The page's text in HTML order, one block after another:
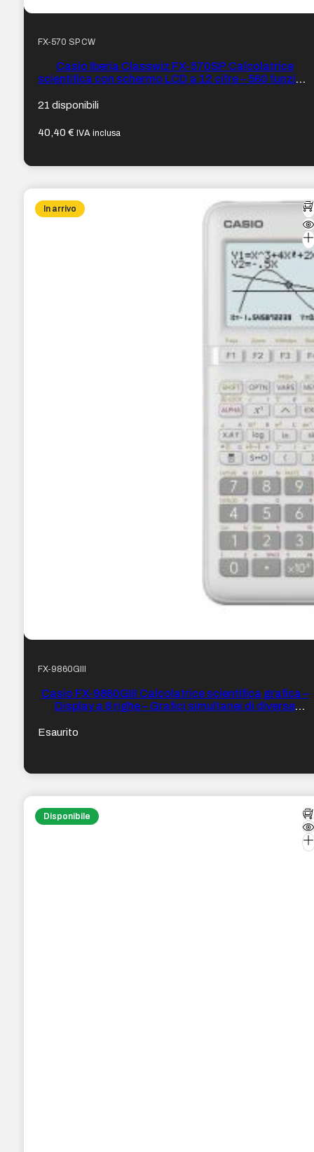
FX-570 SP CW
Casio Iberia Classwiz FX-570SP Calcolatrice
scientifica con schermo LCD a 12 cifre – 560 funzioni
21 disponibili
40,40€ IVA inclusa
In arrivo
FX-9860GIII
Casio FX-9860GIII Calcolatrice scientifica grafica –
Display a 8 righe – Grafici simultanei di diverse
Esaurito
Disponibile